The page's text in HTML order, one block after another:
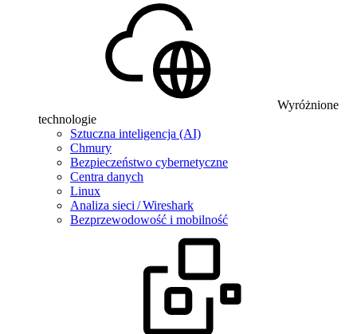
Wyróżnione
technologie
Sztuczna inteligencja (AI)
Chmury
Bezpieczeństwo cybernetyczne
Centra danych
Linux
Analiza sieci / Wireshark
Bezprzewodowość i mobilność